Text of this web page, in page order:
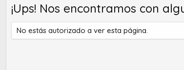
¡Ups! Nos encontramos con
No estás autorizado a ver esta página.